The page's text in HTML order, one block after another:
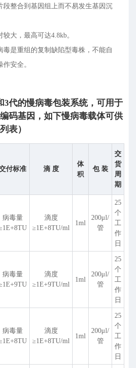
段整合到基因组上而不易发生基因沉
大，最高可达4.8kb。
毒是重组的复制缺陷型毒株，不能自
安全。
3代的慢病毒包装系统，可用于
码基因，如下慢病毒载体可供
表）
付标准 滴 度
体
积
包 装
交
货
周
期
病毒量
滴度
≥1E+8TU/ml
1ml
200μl/
管
25
个
工
作
日
病毒量
滴度
≥1E+9TU/ml
1ml
200μl/
管
25
个
工
作
日
病毒量
滴度
≥1E+8TU/ml
1ml
200μl/
管
25
个
工
作
日